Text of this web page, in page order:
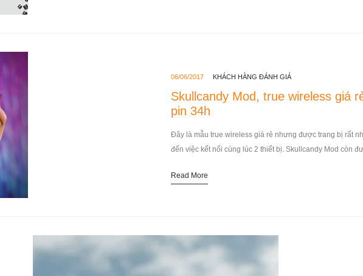
06/06/2017 KHÁCH HÀNG ĐÁNH GIÁ
Skullcandy Mod, true wireless giá
pin 34h
Đây là mẫu true wireless giá rẻ nhưng được trang bị rất
đến việc kết nối cùng lúc 2 thiết bị. Skullcandy Mod còn
Read More